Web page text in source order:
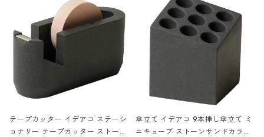
テープカッター イデアコ ステーシ
ョナリー テープカッター ストーン
傘立て イデアコ 9本挿し傘立て ミ
ニキューブ ストーンサンドカラー